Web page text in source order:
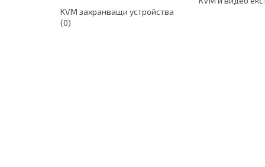
KVM захранващи устройства
(0)